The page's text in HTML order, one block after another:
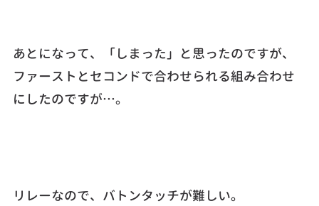
あとになって、「しまった」と思ったのですが、
ファーストとセコンドで合わせられる組み合わせ
にしたのですが…。
リレーなので、バトンタッチが難しい。